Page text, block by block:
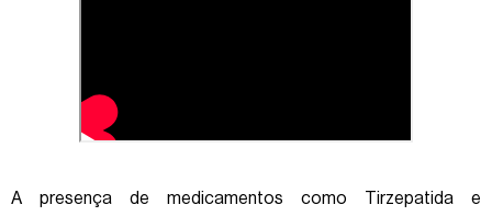
A presença de medicamentos como Tirzepatida e